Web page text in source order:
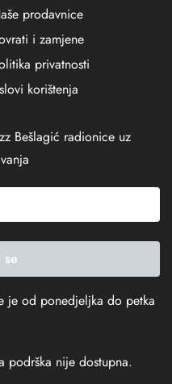
prodavnice
i zamjene
privatnosti
korištenja
Bešlagić radionice uz
se
je od ponedjeljka do petka
podrška nije dostupna.